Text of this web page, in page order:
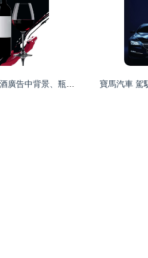
寶馬汽車 駕